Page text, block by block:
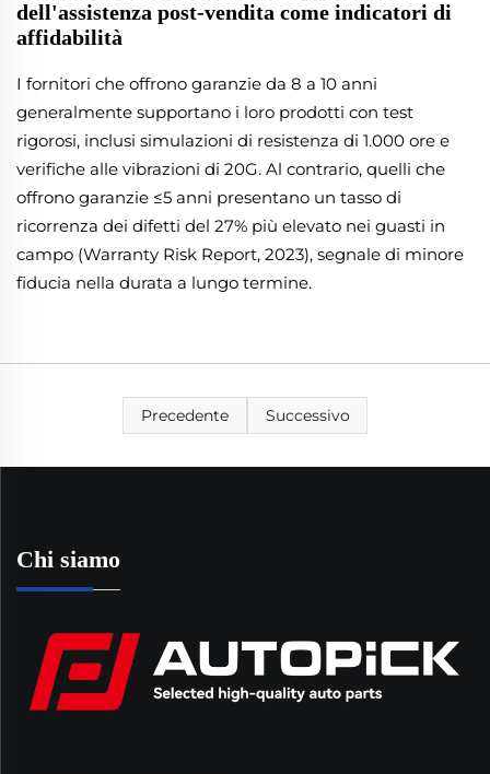
dell'assistenza post-vendita come indicatori di
affidabilità
I fornitori che offrono garanzie da 8 a 10 anni
generalmente supportano i loro prodotti con test
rigorosi, inclusi simulazioni di resistenza di 1.000 ore e
verifiche alle vibrazioni di 20G. Al contrario, quelli che
offrono garanzie ≤5 anni presentano un tasso di
ricorrenza dei difetti del 27% più elevato nei guasti in
campo (Warranty Risk Report, 2023), segnale di minore
fiducia nella durata a lungo termine.
Precedente Successivo
Chi siamo